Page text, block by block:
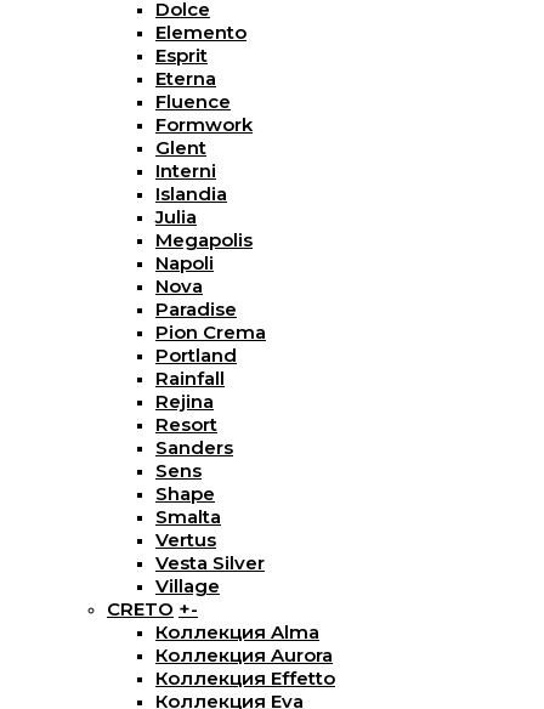
Dolce
Elemento
Esprit
Eterna
Fluence
Formwork
Glent
Interni
Islandia
Julia
Megapolis
Napoli
Nova
Paradise
Pion Crema
Portland
Rainfall
Rejina
Resort
Sanders
Sens
Shape
Smalta
Vertus
Vesta Silver
Village
CRETO +-
Коллекция Alma
Коллекция Aurora
Коллекция Effetto
Коллекция Eva